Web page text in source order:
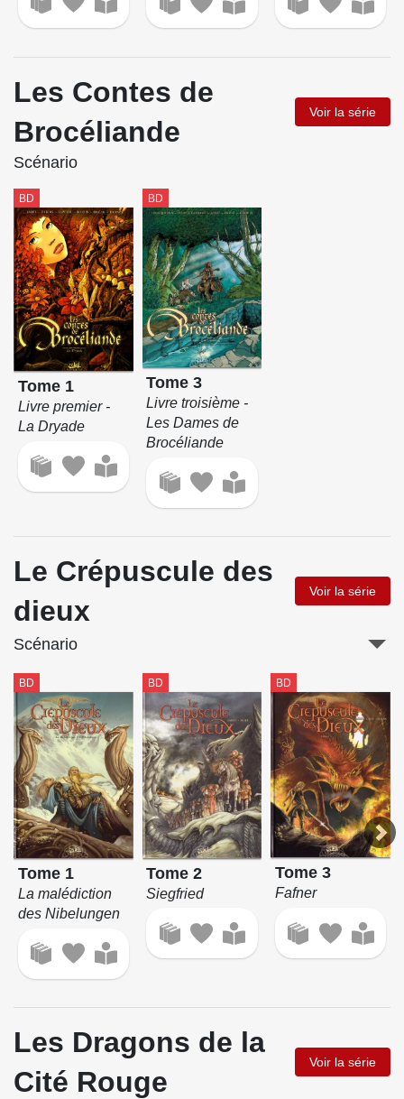
Les Contes de
Brocéliande
Voir la série
Scénario
BD
Tome 1
Livre premier -
La Dryade
BD
Tome 3
Livre troisième -
Les Dames de
Brocéliande
Le Crépuscule des
dieux
Voir la série
Scénario
BD
Tome 1
La malédiction
des Nibelungen
BD
Tome 2
Siegfried
BD
Tome 3
Fafner
Les Dragons de la
Cité Rouge
Voir la série